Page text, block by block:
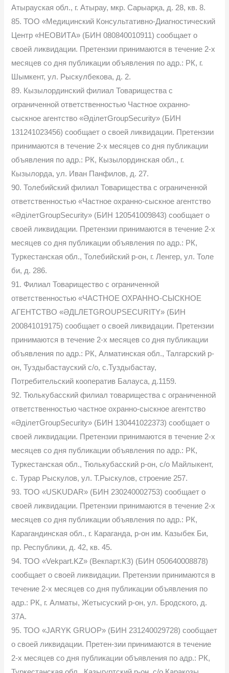
Атырауская обл., г. Атырау, мкр. Сарыарқа, д. 28, кв. 8.
85. ТОО «Медицинский Консультативно-Диагностический
Центр «НЕОВИТА» (БИН 080840010911) сообщает о
своей ликвидации. Претензии принимаются в течение 2-х
месяцев со дня публикации объявления по адр.: РК, г.
Шымкент, ул. Рыскулбекова, д. 2.
89. Кызылординский филиал Товарищества с
ограниченной ответственностью Частное охранно-
сыскное агентство «ӘділетGroupSecurity» (БИН
131241023456) сообщает о своей ликвидации. Претензии
принимаются в течение 2-х месяцев со дня публикации
объявления по адр.: РК, Кызылординская обл., г.
Кызылорда, ул. Иван Панфилов, д. 27.
90. Толебийский филиал Товарищества с ограниченной
ответственностью «Частное охранно-сыскное агентство
«ӘділетGroupSecurity» (БИН 120541009843) сообщает о
своей ликвидации. Претензии принимаются в течение 2-х
месяцев со дня публикации объявления по адр.: РК,
Туркестанская обл., Толебийский р-он, г. Ленгер, ул. Толе
би, д. 286.
91. Филиал Товарищество с ограниченной
ответственностью «ЧАСТНОЕ ОХРАННО-СЫСКНОЕ
АГЕНТСТВО «ӘДLЛЕТGROUPSECURITY» (БИН
200841019175) сообщает о своей ликвидации. Претензии
принимаются в течение 2-х месяцев со дня публикации
объявления по адр.: РК, Алматинская обл., Талгарский р-
он, Туздыбастауский с/о, с.Туздыбастау,
Потребительский кооператив Балауса, д.1159.
92. Тюлькубасский филиал товарищества с ограниченной
ответственностью частное охранно-сыскное агентство
«ӘділетGroupSecurity» (БИН 130441022373) сообщает о
своей ликвидации. Претензии принимаются в течение 2-х
месяцев со дня публикации объявления по адр.: РК,
Туркестанская обл., Тюлькубасский р-он, с/о Майлыкент,
с. Турар Рыскулов, ул. Т.Рыскулов, строение 257.
93. ТОО «USKUDAR» (БИН 230240002753) сообщает о
своей ликвидации. Претензии принимаются в течение 2-х
месяцев со дня публикации объявления по адр.: РК,
Карагандинская обл., г. Караганда, р-он им. Казыбек Би,
пр. Республики, д. 42, кв. 45.
94. ТОО «Vekpart.KZ» (Векпарт.КЗ) (БИН 050640008878)
сообщает о своей ликвидации. Претензии принимаются в
течение 2-х месяцев со дня публикации объявления по
адр.: РК, г. Алматы, Жетысуский р-он, ул. Бродского, д.
37А.
95. ТОО «JARYK GRUOP» (БИН 231240029728) сообщает
о своей ликвидации. Претен-зии принимаются в течение
2-х месяцев со дня публикации объявления по адр.: РК,